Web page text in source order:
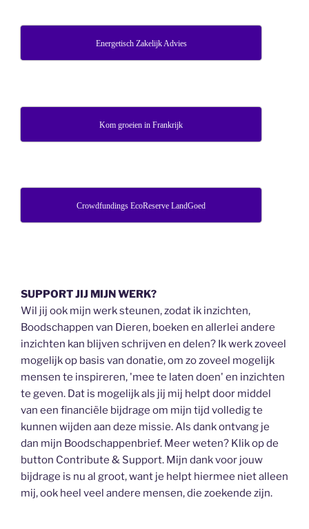
Energetisch Zakelijk Advies
Kom groeien in Frankrijk
Crowdfundings EcoReserve LandGoed
SUPPORT JIJ MIJN WERK?
Wil jij ook mijn werk steunen, zodat ik inzichten,
Boodschappen van Dieren, boeken en allerlei andere
inzichten kan blijven schrijven en delen? Ik werk zoveel
mogelijk op basis van donatie, om zo zoveel mogelijk
mensen te inspireren, 'mee te laten doen' en inzichten
te geven. Dat is mogelijk als jij mij helpt door middel
van een financiële bijdrage om mijn tijd volledig te
kunnen wijden aan deze missie. Als dank ontvang je
dan mijn Boodschappenbrief. Meer weten? Klik op de
button Contribute & Support. Mijn dank voor jouw
bijdrage is nu al groot, want je helpt hiermee niet alleen
mij, ook heel veel andere mensen, die zoekende zijn.